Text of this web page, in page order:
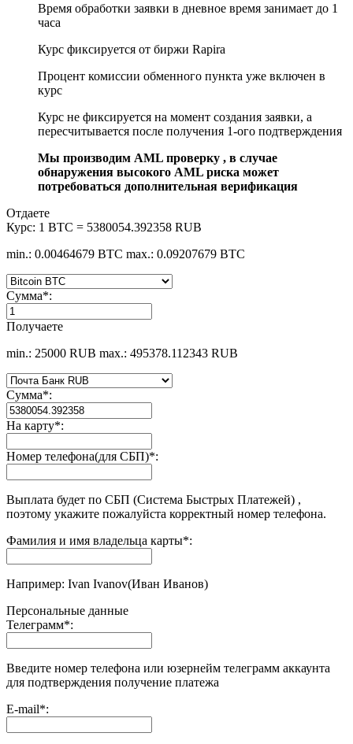
Время обработки заявки в дневное время занимает до 1
часа
Курс фиксируется от биржи Rapira
Процент комиссии обменного пункта уже включен в
курс
Курс не фиксируется на момент создания заявки, а
пересчитывается после получения 1-ого подтверждения
Мы производим AML проверку , в случае
обнаружения высокого AML риска может
потребоваться дополнительная верификация
Отдаете
Курс: 1 BTC = 5380054.392358 RUB
min.: 0.00464679 BTC max.: 0.09207679 BTC
Сумма*:
Получаете
min.: 25000 RUB max.: 495378.112343 RUB
Сумма*:
На карту*:
Номер телефона(для СБП)*:
Выплата будет по СБП (Система Быстрых Платежей) ,
поэтому укажите пожалуйста корректный номер телефона.
Фамилия и имя владельца карты*:
Например: Ivan Ivanov(Иван Иванов)
Персональные данные
Телеграмм*:
Введите номер телефона или юзернейм телеграмм аккаунта
для подтверждения получение платежа
E-mail*: